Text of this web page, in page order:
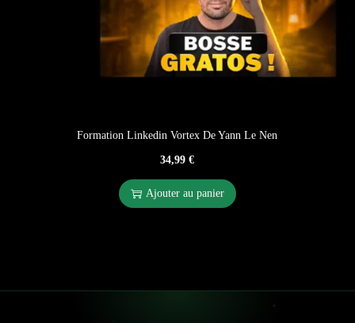
Formation Linkedin Vortex De Yann Le Nen
34,99€
Ajouter au panier